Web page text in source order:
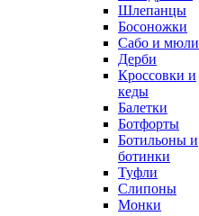
Шлепанцы
Босоножки
Сабо и мюли
Дерби
Кроссовки и
кеды
Балетки
Ботфорты
Ботильоны и
ботинки
Туфли
Слипоны
Монки